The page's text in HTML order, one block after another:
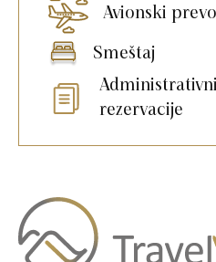
Avionski
Smeštaj
rezervacije